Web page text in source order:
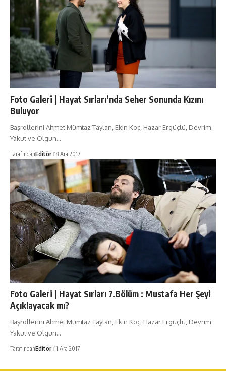
Foto Galeri | Hayat Sırları’nda Seher Sonunda Kızını
Buluyor
Başrollerini Ahmet Mümtaz Taylan, Ekin Koç, Hazar Ergüçlü, Devrim
Yakut ve Olgun…
TarafındanEditör 18 Ara 2017
Foto Galeri | Hayat Sırları 7.Bölüm : Mustafa Her Şeyi
Açıklayacak mı?
Başrollerini Ahmet Mümtaz Taylan, Ekin Koç, Hazar Ergüçlü, Devrim
Yakut ve Olgun…
TarafındanEditör 11 Ara 2017